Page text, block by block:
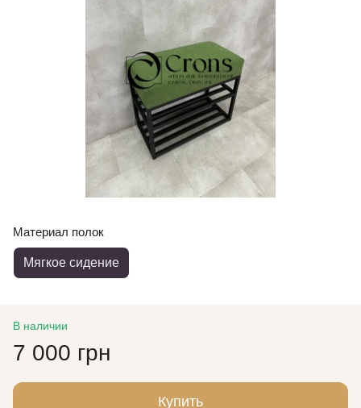
Материал полок
Мягкое сидение
В наличии
7 000 грн
Купить